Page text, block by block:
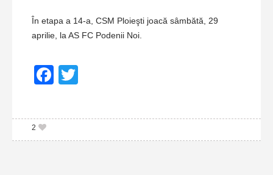
În etapa a 14-a, CSM Ploieşti joacă sâmbătă, 29
aprilie, la AS FC Podenii Noi.
Facebook
2